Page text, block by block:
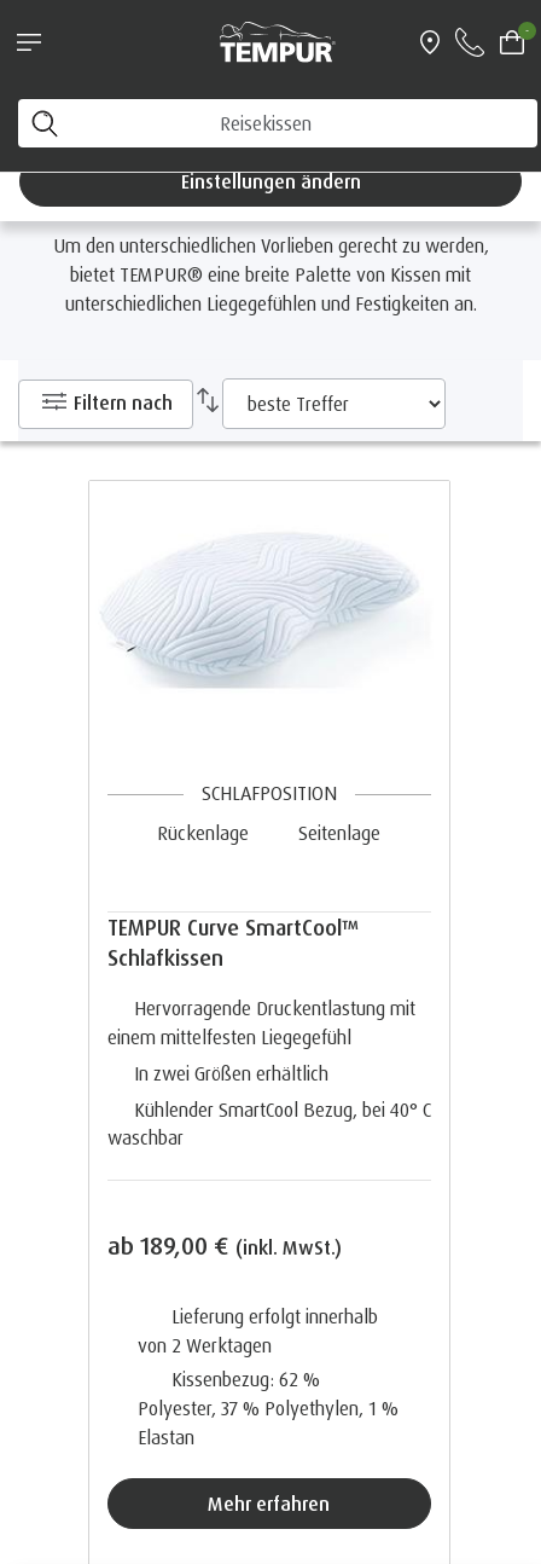
-
Air™ Matratzen sparen!
Sie sehen die Website von Deutschland. Sie können
Ihre Einstellungen jederzeit ändern
Einstellungen ändern
Nach Liegegefühl
Um den unterschiedlichen Vorlieben gerecht zu werden,
bietet TEMPUR® eine breite Palette von Kissen mit
unterschiedlichen Liegegefühlen und Festigkeiten an.
Filtern nach
SCHLAFPOSITION
Rückenlage
Seitenlage
TEMPUR Curve SmartCool™
Schlafkissen
Hervorragende Druckentlastung mit
einem mittelfesten Liegegefühl
In zwei Größen erhältlich
Kühlender SmartCool Bezug, bei 40° C
waschbar
ab 189,00 € (inkl. MwSt.)
Lieferung erfolgt innerhalb
von 2 Werktagen
Kissenbezug: 62 %
Polyester, 37 % Polyethylen, 1 %
Elastan
Mehr erfahren